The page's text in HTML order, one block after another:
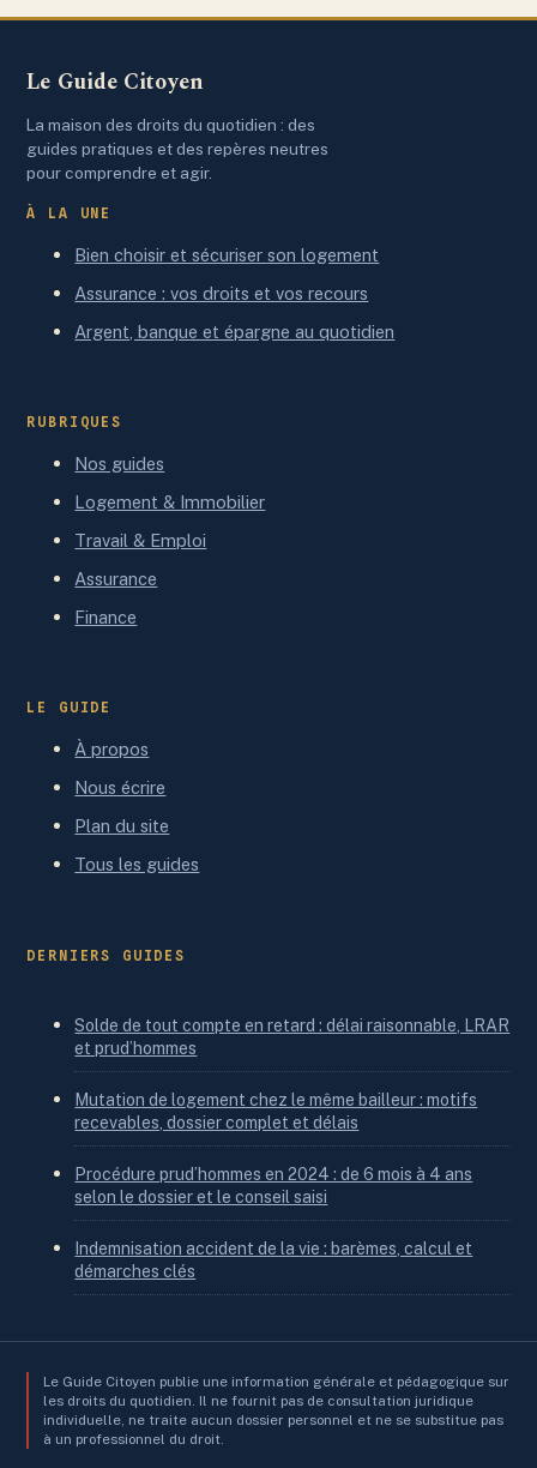
rémunération
Le Guide Citoyen
La maison des droits du quotidien : des
guides pratiques et des repères neutres
pour comprendre et agir.
À LA UNE
Bien choisir et sécuriser son logement
Assurance : vos droits et vos recours
Argent, banque et épargne au quotidien
RUBRIQUES
Nos guides
Logement & Immobilier
Travail & Emploi
Assurance
Finance
LE GUIDE
À propos
Nous écrire
Plan du site
Tous les guides
DERNIERS GUIDES
Solde de tout compte en retard : délai raisonnable, LRAR
et prud’hommes
Mutation de logement chez le même bailleur : motifs
recevables, dossier complet et délais
Procédure prud’hommes en 2024 : de 6 mois à 4 ans
selon le dossier et le conseil saisi
Indemnisation accident de la vie : barèmes, calcul et
démarches clés
Le Guide Citoyen publie une information générale et pédagogique sur
les droits du quotidien. Il ne fournit pas de consultation juridique
individuelle, ne traite aucun dossier personnel et ne se substitue pas
à un professionnel du droit.